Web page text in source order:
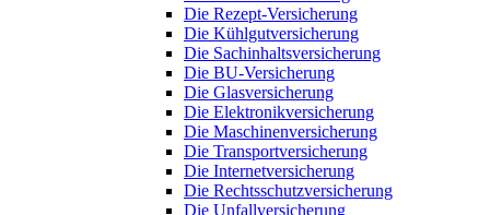
Die Rezept-Versicherung
Die Kühlgutversicherung
Die Sachinhaltsversicherung
Die BU-Versicherung
Die Glasversicherung
Die Elektronikversicherung
Die Maschinenversicherung
Die Transportversicherung
Die Internetversicherung
Die Rechtsschutzversicherung
Die Unfallversicherung